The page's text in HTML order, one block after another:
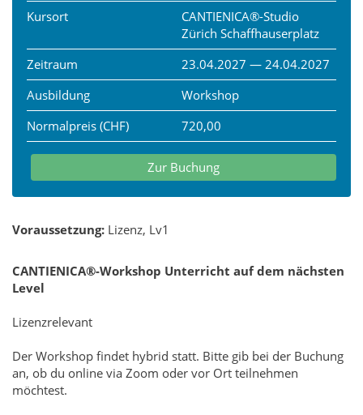
Kursort
CANTIENICA®-Studio
Zürich Schaffhauserplatz
Zeitraum
23.04.2027 — 24.04.2027
Ausbildung
Workshop
Normalpreis (CHF)
720,00
Zur Buchung
Voraussetzung: Lizenz, Lv1
CANTIENICA®-Workshop Unterricht auf dem nächsten
Level
Lizenzrelevant
Der Workshop findet hybrid statt. Bitte gib bei der Buchung
an, ob du online via Zoom oder vor Ort teilnehmen
möchtest.